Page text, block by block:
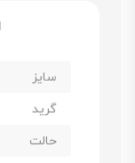
سایز
گرید
حالت